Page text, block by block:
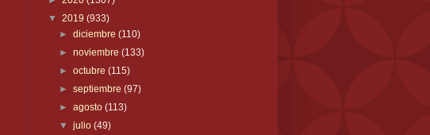
▼ 2019 (933)
►diciembre(110)
►noviembre(133)
►octubre(115)
►septiembre(97)
►agosto(113)
▼julio(49)